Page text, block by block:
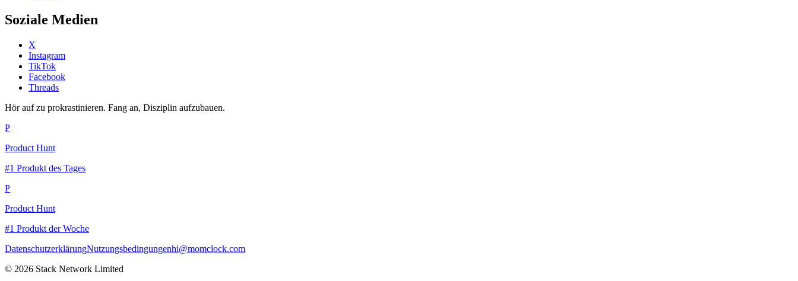
Soziale Medien
X
Instagram
TikTok
Facebook
Threads
Hör auf zu prokrastinieren. Fang an, Disziplin aufzubauen.
P
Product Hunt
#1 Produkt des Tages
P
Product Hunt
#1 Produkt der Woche
DatenschutzerklärungNutzungsbedingungenhi@momclock.com
© 2026 Stack Network Limited